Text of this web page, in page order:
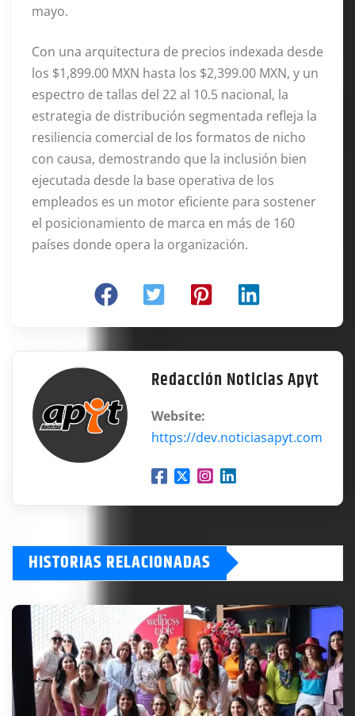
mayo.
Con una arquitectura de precios indexada desde
los $1,899.00 MXN hasta los $2,399.00 MXN, y un
espectro de tallas del 22 al 10.5 nacional, la
estrategia de distribución segmentada refleja la
resiliencia comercial de los formatos de nicho
con causa, demostrando que la inclusión bien
ejecutada desde la base operativa de los
empleados es un motor eficiente para sostener
el posicionamiento de marca en más de 160
países donde opera la organización.
Redacción Noticias Apyt
Website:
https://dev.noticiasapyt.com
HISTORIAS RELACIONADAS